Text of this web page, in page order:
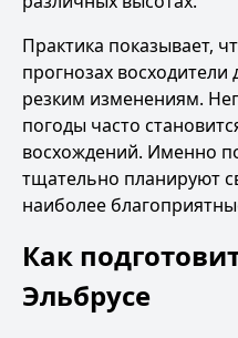
Практика показывает,
прогнозах
резким изменениям.
погоды часто
восхождений. Именно
тщательно планируют
наиболее
Как
Эльбрусе